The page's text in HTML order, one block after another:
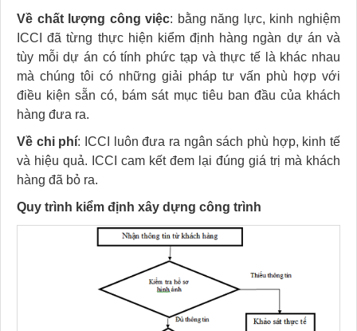
Về chất lượng công việc: bằng năng lực, kinh nghiệm
ICCI đã từng thực hiện kiểm định hàng ngàn dự án và
tùy mỗi dự án có tính phức tạp và thực tế là khác nhau
mà chúng tôi có những giải pháp tư vấn phù hợp với
điều kiện sẵn có, bám sát mục tiêu ban đầu của khách
hàng đưa ra.
Về chi phí: ICCI luôn đưa ra ngân sách phù hợp, kinh tế
và hiệu quả. ICCI cam kết đem lại đúng giá trị mà khách
hàng đã bỏ ra.
Quy trình kiểm định xây dựng công trình